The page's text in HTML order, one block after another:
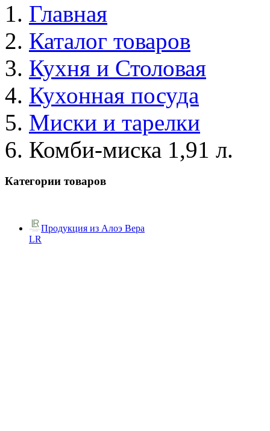
Главная
Каталог товаров
Кухня и Столовая
Кухонная посуда
Миски и тарелки
Комби-миска 1,91 л.
Категории товаров
Продукция из Алоэ Вера
LR